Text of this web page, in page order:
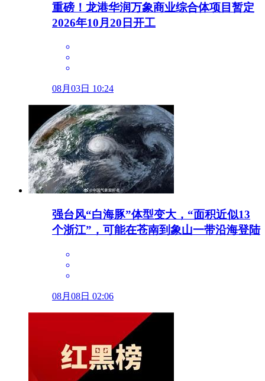
重磅！龙港华润万象商业综合体项目暂定
2026年10月20日开工
08月03日 10:24
强台风“白海豚”体型变大，“面积近似13
个浙江”，可能在苍南到象山一带沿海登陆
08月08日 02:06